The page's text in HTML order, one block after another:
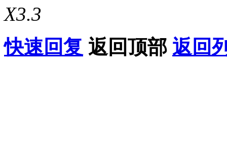
X3.3
快速回复 返回顶部 返回